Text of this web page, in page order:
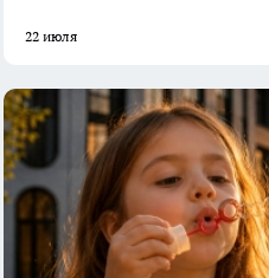
22 июля